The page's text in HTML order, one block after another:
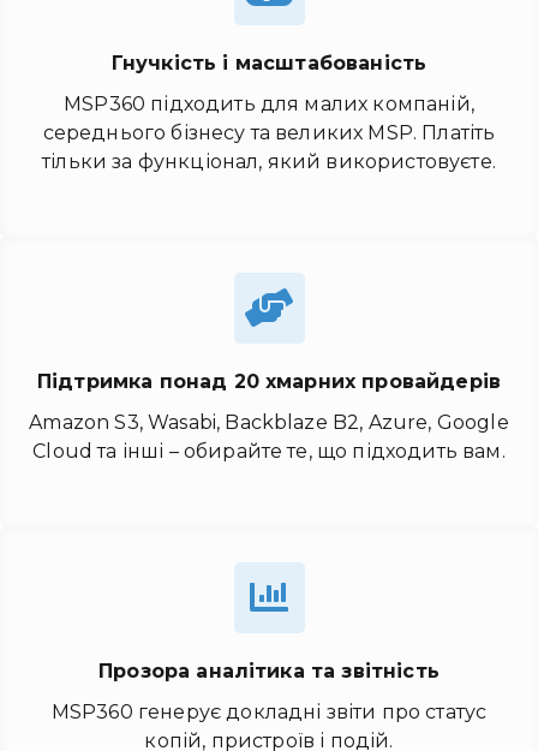
Гнучкість і масштабованість
MSP360 підходить для малих компаній,
середнього бізнесу та великих MSP. Платіть
тільки за функціонал, який використовуєте.
Підтримка понад 20 хмарних провайдерів
Amazon S3, Wasabi, Backblaze B2, Azure, Google
Cloud та інші – обирайте те, що підходить вам.
Прозора аналітика та звітність
MSP360 генерує докладні звіти про статус
копій, пристроїв і подій.